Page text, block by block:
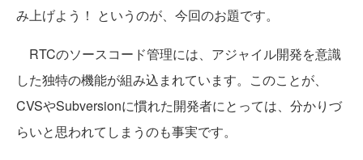
み上げよう！ というのが、今回のお題です。
RTCのソースコード管理には、アジャイル開発を意識
した独特の機能が組み込まれています。このことが、
CVSやSubversionに慣れた開発者にとっては、分かりづ
らいと思われてしまうのも事実です。